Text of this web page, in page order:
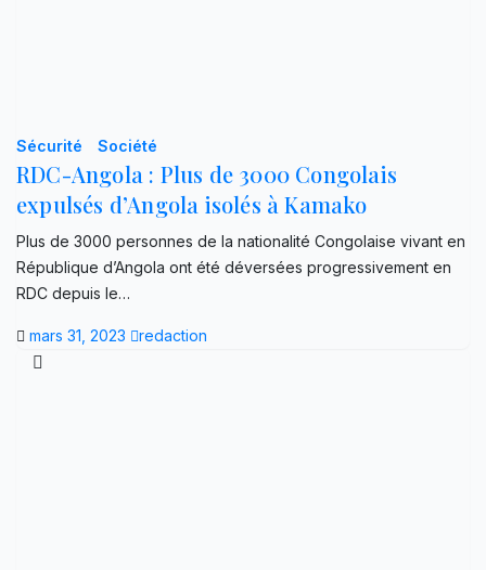
Sécurité Société
RDC-Angola : Plus de 3000 Congolais
expulsés d’Angola isolés à Kamako
Plus de 3000 personnes de la nationalité Congolaise vivant en
République d’Angola ont été déversées progressivement en
RDC depuis le…
mars 31, 2023 redaction